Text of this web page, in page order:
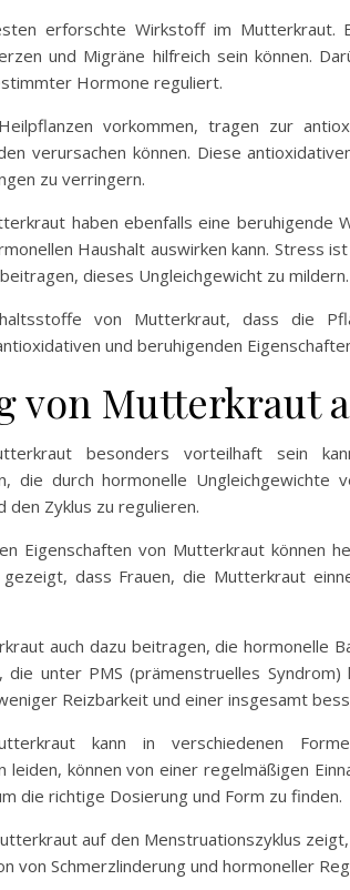
erforschte Wirkstoff im Mutterkraut.
und Migräne hilfreich sein können.
Hormone reguliert.
vorkommen, tragen zur
verursachen können. Diese
zu verringern.
haben ebenfalls eine beruhigende
Haushalt auswirken kann. Stress
dieses Ungleichgewicht zu mildern.
von Mutterkraut, dass die
und beruhigenden
von Mutterkraut
besonders vorteilhaft sein
die durch hormonelle
den Zyklus zu regulieren.
Eigenschaften von Mutterkraut können
gezeigt, dass Frauen, die Mutterkraut
auch dazu beitragen, die hormonelle
die unter PMS (prämenstruelles
Reizbarkeit und einer insgesamt
kann in verschiedenen
leiden, können von einer regelmäßigen
die richtige Dosierung und Form zu finden.
auf den Menstruationszyklus
von Schmerzlinderung und hormoneller